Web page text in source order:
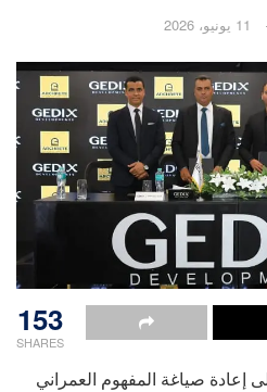
11 يونيو، 2026
153
SHARES
إعادة صياغة المفهوم العمراني